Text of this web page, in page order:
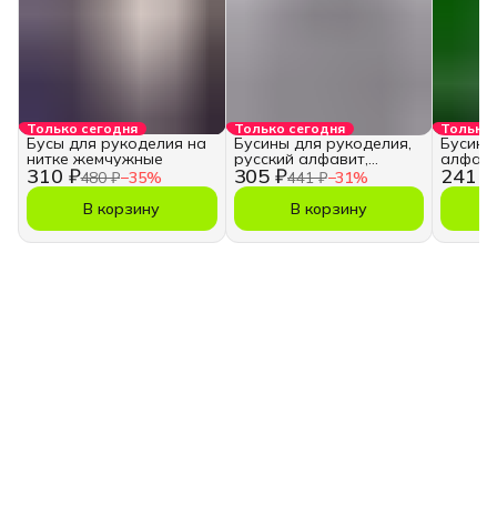
Только сегодня
310 ₽480 ₽−35%
Бусы для рукоделия на
нитке жемчужные
В корзину
Только сегодня
305 ₽441 ₽−31%
Бусины для рукоделия,
русский алфавит,
кубики
В корзину
Только
241 ₽